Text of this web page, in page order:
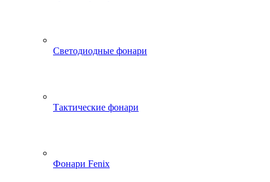
Светодиодные фонари
Тактические фонари
Фонари Fenix